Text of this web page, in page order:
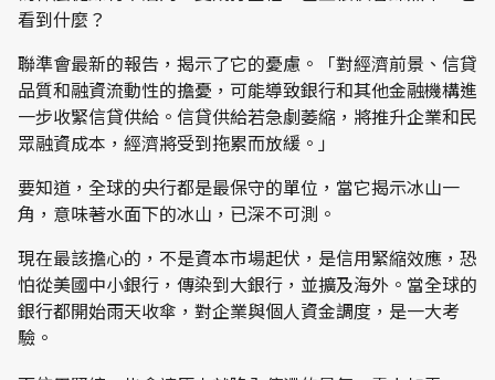
看到什麼？
聯準會最新的報告，揭示了它的憂慮。「對經濟前景、信貸
品質和融資流動性的擔憂，可能導致銀行和其他金融機構進
一步收緊信貸供給。信貸供給若急劇萎縮，將推升企業和民
眾融資成本，經濟將受到拖累而放緩。」
要知道，全球的央行都是最保守的單位，當它揭示冰山一
角，意味著水面下的冰山，已深不可測。
現在最該擔心的，不是資本市場起伏，是信用緊縮效應，恐
怕從美國中小銀行，傳染到大銀行，並擴及海外。當全球的
銀行都開始雨天收傘，對企業與個人資金調度，是一大考
驗。